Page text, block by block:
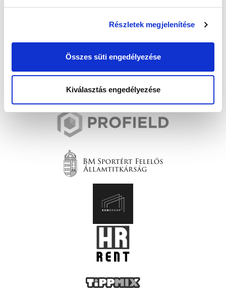
Részletek megjelenítése
Összes süti engedélyezése
Kiválasztás engedélyezése